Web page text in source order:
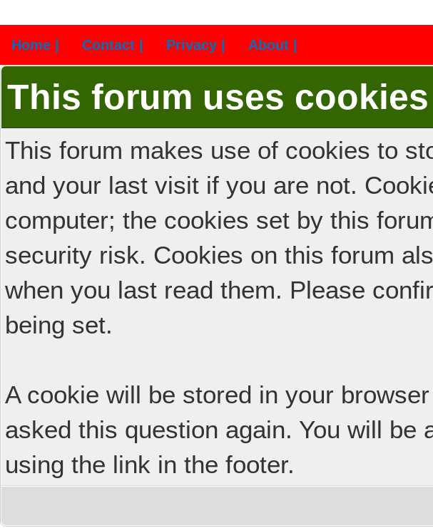
Home | Contact | Privacy | About |
This forum uses cookies
This forum makes use of cookies to
and your last visit if you are not.
computer; the cookies set by this
security risk. Cookies on this forum
when you last read them. Please
being set.
A cookie will be stored in your
asked this question again. You will
using the link in the footer.